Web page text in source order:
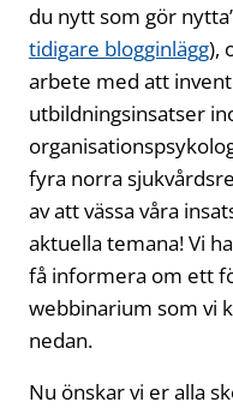
du nytt som gör
tidigare blogginlägg),
arbete med att
utbildningsinsatser
fyra norra
av att vässa våra
aktuella temana! Vi
få informera om ett
webbinarium som vi
nedan.
Nu önskar vi er alla